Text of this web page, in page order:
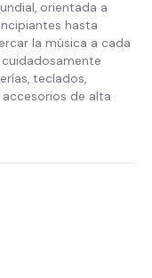
orientada a
hasta
la música a cada
teclados,
de alta